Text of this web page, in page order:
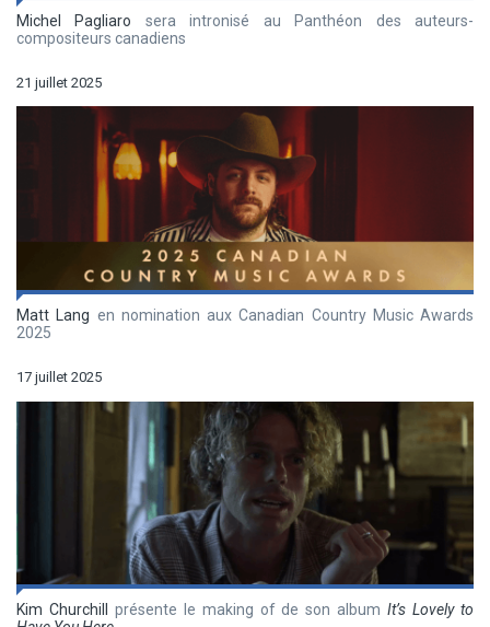
Michel Pagliaro sera intronisé au Panthéon des auteurs-
compositeurs canadiens
21 juillet 2025
Matt Lang en nomination aux Canadian Country Music Awards
2025
17 juillet 2025
Kim Churchill présente le making of de son albumIt’s Lovely to